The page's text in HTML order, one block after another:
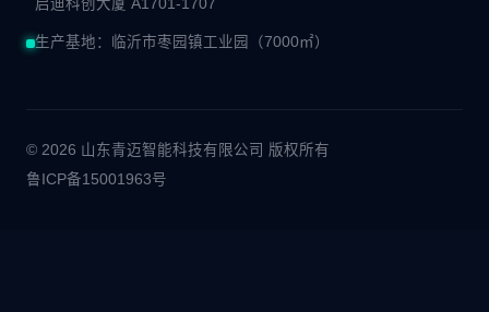
启迪科创大厦 A1701-1707
生产基地：临沂市枣园镇工业园（7000㎡）
© 2026 山东青迈智能科技有限公司 版权所有
鲁ICP备15001963号